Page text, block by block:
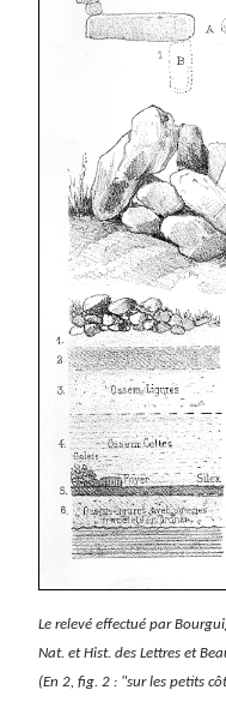
Le relevé effectué par
Nat. et Hist. des Lettres et
(En 2, fig. 2 : "sur les petits